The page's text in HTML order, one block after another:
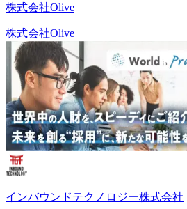
株式会社Olive
株式会社Olive
インバウンドテクノロジー株式会社